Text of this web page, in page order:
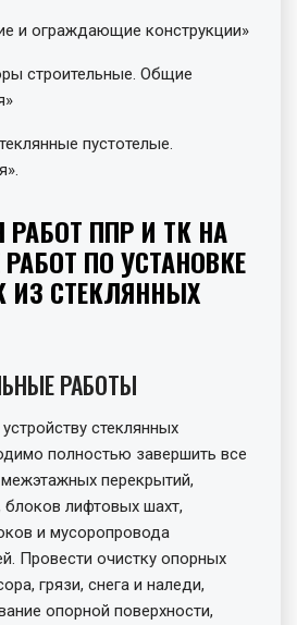
и ограждающие конструкции»
строительные. Общие
пустотелые.
РАБОТ ППР И ТК НА
ПО УСТАНОВКЕ
ИЗ СТЕКЛЯННЫХ
РАБОТЫ
стеклянных
полностью завершить все
перекрытий,
лифтовых шахт,
и мусоропровода
Провести очистку опорных
грязи, снега и наледи,
опорной поверхности,